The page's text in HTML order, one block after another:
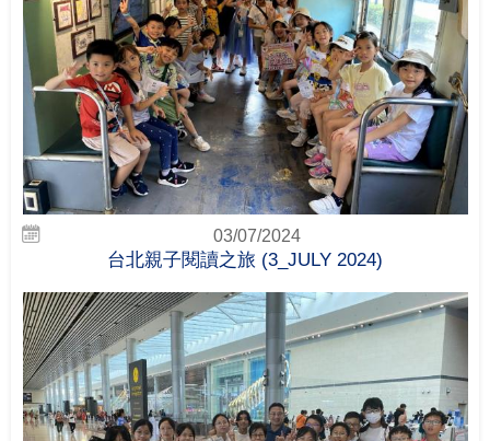
03/07/2024
台北親子閱讀之旅 (3_JULY 2024)